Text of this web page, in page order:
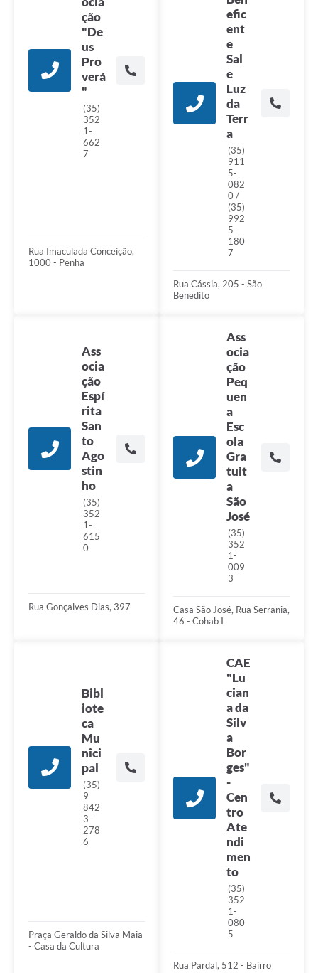
ção
"De
us
Pro
verá
"
(35)
352
1-
662
7
Rua Imaculada Conceição,
1000 - Penha
efic
ent
e
Sal
e
Luz
da
Terr
a
(35)
911
5-
082
0 /
(35)
992
5-
180
7
Rua Cássia, 205 - São
Benedito
Ass
ocia
ção
Espí
rita
San
to
Ago
stin
ho
(35)
352
1-
615
0
Rua Gonçalves Dias, 397
Ass
ocia
ção
Peq
uen
a
Esc
ola
Gra
tuit
a
São
José
(35)
352
1-
009
3
Casa São José, Rua Serrania,
46 - Cohab I
Bibl
iote
ca
Mu
nici
pal
(35)
9
842
3-
278
6
Praça Geraldo da Silva Maia
- Casa da Cultura
CAE
"Lu
cian
a da
Silv
a
Bor
ges"
-
Cen
tro
Ate
ndi
men
to
(35)
352
1-
080
5
Rua Pardal, 512 - Bairro